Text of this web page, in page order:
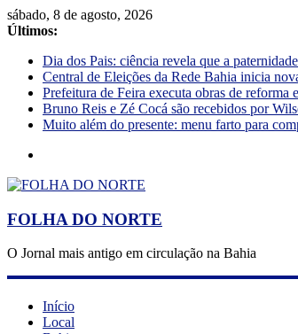
sábado, 8 de agosto, 2026
Últimos:
Dia dos Pais: ciência revela que a
Central de Eleições da Rede Bahia inicia
Prefeitura de Feira executa obras de reforma
Bruno Reis e Zé Cocá são recebidos por
Muito além do presente: menu farto para
FOLHA DO NORTE
O Jornal mais antigo em circulação na Bahia
Início
Local